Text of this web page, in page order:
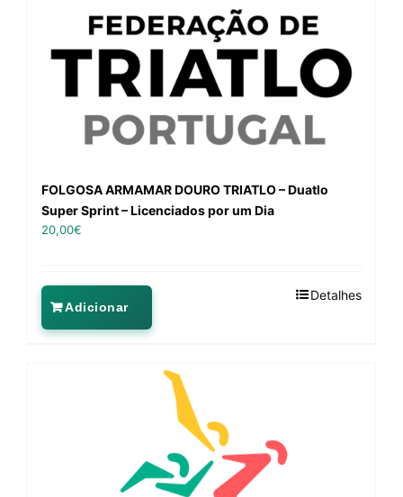
FOLGOSA ARMAMAR DOURO TRIATLO – Duatlo
Super Sprint – Licenciados por um Dia
20,00€
Adicionar
Detalhes